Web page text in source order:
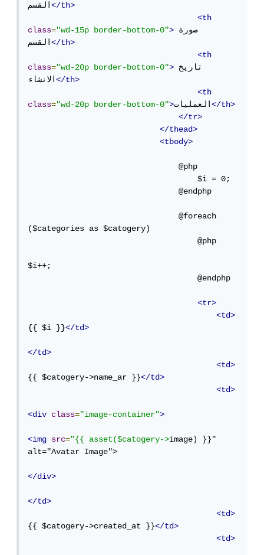
القسم</th>
<th
class="wd-15p border-bottom-0"> صورة
القسم</th>
<th
class="wd-20p border-bottom-0"> تاريخ
الانشاء</th>
<th
class="wd-20p border-bottom-0">العمليات</th>
</tr>
</thead>
<tbody>
                                @php
                                    $i = 0;
                                @endphp
                                @foreach
($categories as $catogery)
                                    @php
$i++;
                                    @endphp
<tr>
<td>
{{ $i }}</td>
</td>
<td>
{{ $catogery->name_ar }}</td>
<td>
<div class="image-container">
<img src="{{ asset($catogery->image) }}"
alt="Avatar Image">
</div>
</td>
<td>
{{ $catogery->created_at }}</td>
<td>